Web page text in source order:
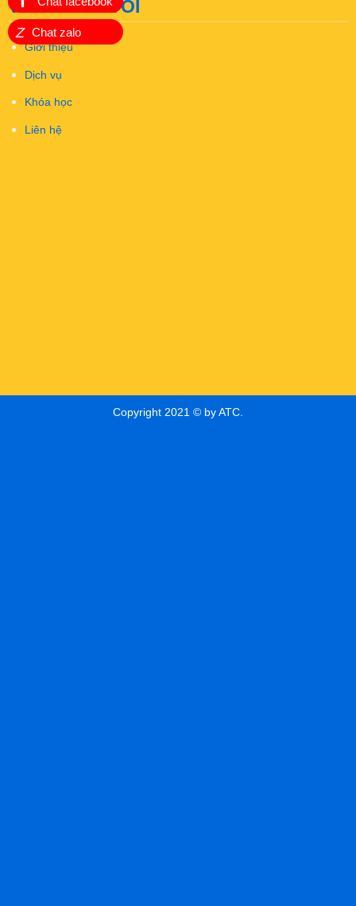
Z Chat zalo
VỀ CHÚNG TÔI
Giới thiệu
Dịch vụ
Khóa học
Liên hệ
Copyright 2021 © by ATC.